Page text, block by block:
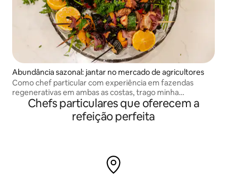
Abundância sazonal: jantar no mercado de agricultores
Como chef particular com experiência em fazendas
regenerativas em ambas as costas, trago minha
experiência em culinária e agricultura para organizar uma
experiência gastronômica inesquecível, completa com
aprendizado prático
Chefs particulares que oferecem a
refeição perfeita